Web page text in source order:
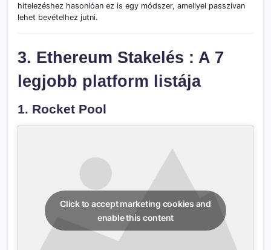
hitelezéshez hasonlóan ez is egy módszer, amellyel passzívan
lehet bevételhez jutni.
3. Ethereum Stakelés : A 7
legjobb platform listája
1. Rocket Pool
Click to accept marketing cookies and
enable this content